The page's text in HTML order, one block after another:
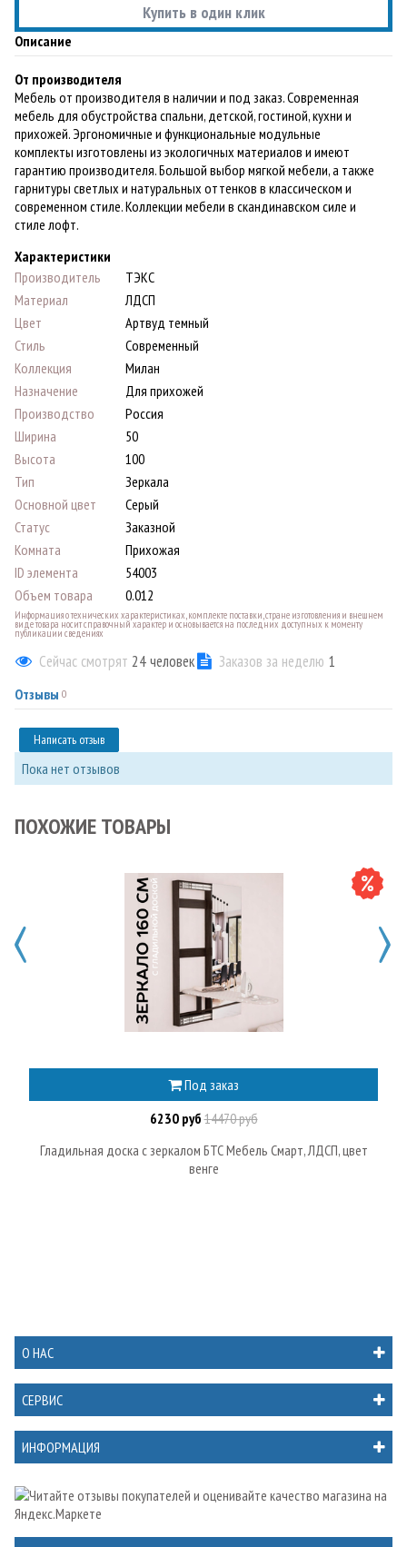
Купить в один клик
Описание
От производителя
Мебель от производителя в наличии и под заказ. Современная
мебель для обустройства спальни, детской, гостиной, кухни и
прихожей. Эргономичные и функциональные модульные
комплекты изготовлены из экологичных материалов и имеют
гарантию производителя. Большой выбор мягкой мебели, а также
гарнитуры светлых и натуральных оттенков в классическом и
современном стиле. Коллекции мебели в скандинавском силе и
стиле лофт.
Характеристики
Производитель
ТЭКС
Материал
ЛДСП
Цвет
Артвуд темный
Стиль
Современный
Коллекция
Милан
Назначение
Для прихожей
Производство
Россия
Ширина
50
Высота
100
Тип
Зеркала
Основной цвет
Серый
Статус
Заказной
Комната
Прихожая
ID элемента
54003
Объем товара
0.012
Информация о технических характеристиках, комплекте поставки, стране изготовления и внешнем
виде товара носит справочный характер и основывается на последних доступных к моменту
публикации сведениях
Сейчас смотрят 24человек Заказов за неделю 1
Отзывы 0
Написать отзыв
Пока нет отзывов
ПОХОЖИЕ ТОВАРЫ
Под заказ
6230 руб14470 руб
Гладильная доска с зеркалом БТС Мебель Смарт, ЛДСП, цвет
венге
О НАС
СЕРВИС
ИНФОРМАЦИЯ